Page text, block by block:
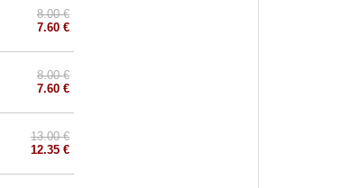
8.00 €
7.60 €
8.00 €
7.60 €
13.00 €
12.35 €